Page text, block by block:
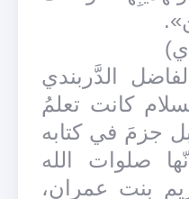
الدَّربندي
كانت تعلمُ
بل جزمَ في كتابه
صلوات الله
بنت عمران،